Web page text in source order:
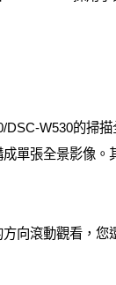
W530的掃
單張全景影像
向滾動觀看，您